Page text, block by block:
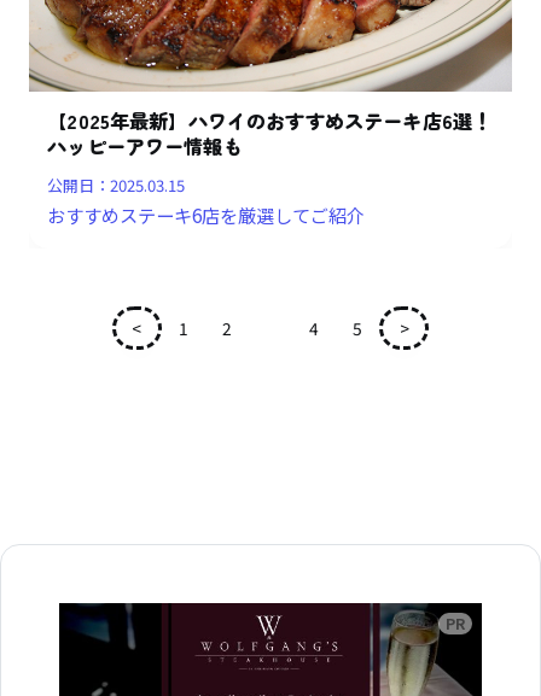
【2025年最新】ハワイのおすすめステーキ店6選！
ハッピーアワー情報も
公開日：2025.03.15
おすすめステーキ6店を厳選してご紹介
< 1 2 4 5 >
広告